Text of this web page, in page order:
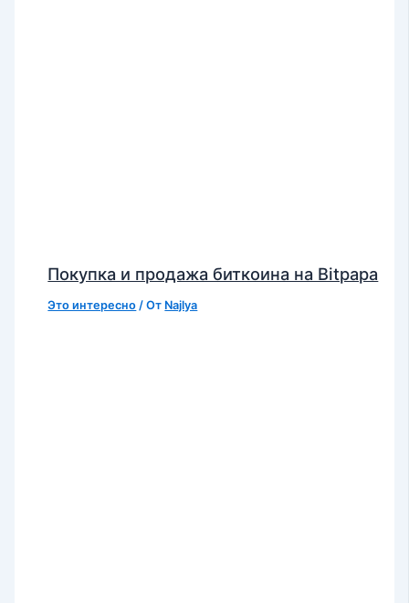
Покупка и продажа биткоина на Bitpapa
Это интересно / От Najlya